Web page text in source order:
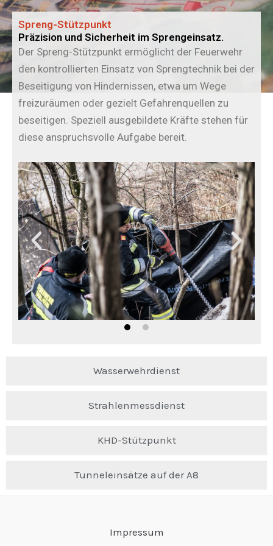
Wasserwehrdienst
Strahlenmessdienst
KHD-Stützpunkt
Tunneleinsätze auf der A8
Spreng-Stützpunkt
Präzision und Sicherheit im Sprengeinsatz.
Der Spreng-Stützpunkt ermöglicht der Feuerwehr
den kontrollierten Einsatz von Sprengtechnik bei der
Beseitigung von Hindernissen, etwa um Wege
freizuräumen oder gezielt Gefahrenquellen zu
beseitigen. Speziell ausgebildete Kräfte stehen für
diese anspruchsvolle Aufgabe bereit.
Impressum